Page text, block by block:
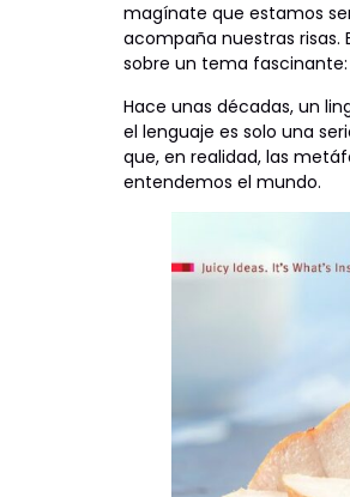
magínate que estamos
acompaña nuestras
sobre un tema
Hace unas décadas, un
el lenguaje es solo una
que, en realidad, las
entendemos el mundo.